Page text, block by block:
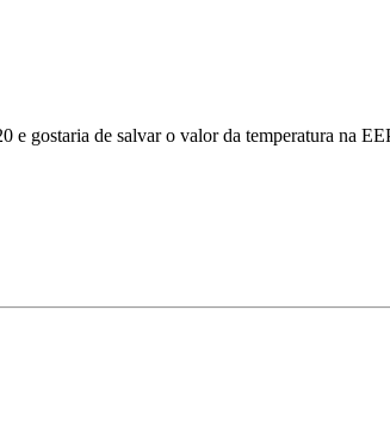
e gostaria de salvar o valor da temperatura na